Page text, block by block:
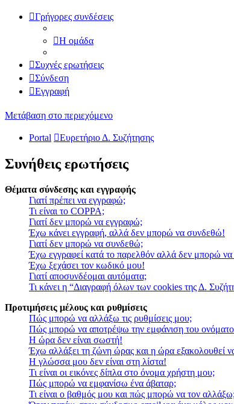
Γρήγορες συνδέσεις
Η ομάδα
Συχνές ερωτήσεις
Σύνδεση
Εγγραφή
Μετάβαση στο περιεχόμενο
Portal Ευρετήριο Δ. Συζήτησης
Συνήθεις ερωτήσεις
Θέματα σύνδεσης και εγγραφής
Γιατί πρέπει να εγγραφώ;
Τι είναι το COPPA;
Γιατί δεν μπορώ να εγγραφώ;
Έχω κάνει εγγραφή, αλλά δεν μπορώ να συνδεθώ!
Γιατί δεν μπορώ να συνδεθώ;
Έχω εγγραφεί κατά το παρελθόν αλλά δεν μπορώ
Έχω ξεχάσει τον κωδικό μου!
Γιατί αποσυνδέομαι αυτόματα;
Τι κάνει η “Διαγραφή όλων των cookies της Δ.
Προτιμήσεις μέλους και ρυθμίσεις
Πώς μπορώ να αλλάξω τις ρυθμίσεις μου;
Πώς μπορώ να αποτρέψω την εμφάνιση του
Η ώρα δεν είναι σωστή!
Έχω αλλάξει τη ζώνη ώρας και η ώρα εξακολουθεί
Η γλώσσα μου δεν είναι στη λίστα!
Τι είναι οι εικόνες δίπλα στο όνομα χρήστη μου;
Πώς μπορώ να εμφανίσω ένα άβαταρ;
Τι είναι ο βαθμός μου και πώς μπορώ να τον αλλάξω;